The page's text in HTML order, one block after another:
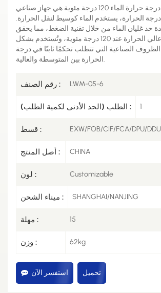
وحدة التحكم في درجة حرارة الماء 120 درجة مئوية هي جهاز صناعي
الحرارة، يستخدم الماء كوسيط لنقل الحرارة.
حد غليان الماء من خلال تقنية الضغط، مما يحقق
دوران سائل عالي الحرارة عند 120 درجة مئوية، وتُستخدم بشكل
الصناعية التي تتطلب تحكمًا ثابتًا في درجة
الحرارة بين المتوسطة والعالية.
رقم الصنف : LWM-05-6
الطلب (الحد الأدنى لكمية الطلب) : 1
قسط : EXW/FOB/CIF/FCA/DPU/DDU
أصل المنتج : CHINA
لون : Customizable
ميناء الشحن : SHANGHAI/NANJING
مهلة : 15
وزن : 62kg
استفسر الآن تحميل